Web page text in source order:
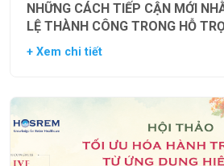
NHỮNG CÁCH TIẾP CẬN MỚI
LỆ THÀNH CÔNG TRONG HỖ
+ Xem chi tiết